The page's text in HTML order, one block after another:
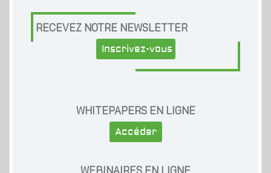
RECEVEZ NOTRE NEWSLETTER
Inscrivez-vous
WHITEPAPERS EN LIGNE
Accéder
WEBINAIRES EN LIGNE